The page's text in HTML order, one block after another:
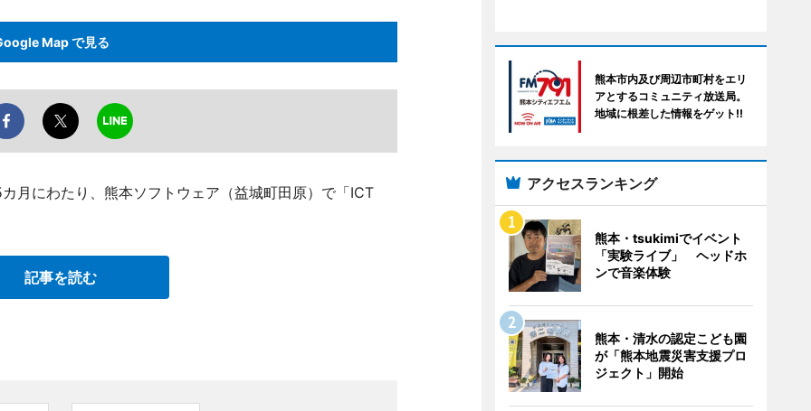
Map で見る
月にわたり、熊本ソフトウェア（益城町田原）で「ICT
記事を読む
熊本市内及び周辺市町村をエリ
アとするコミュニティ放送局。
地域に根差した情報をゲット!!
アクセスランキング
熊本・tsukimiでイベント
「実験ライブ」 ヘッドホ
ンで音楽体験
熊本・清水の認定こども園
が「熊本地震災害支援プロ
ジェクト」開始